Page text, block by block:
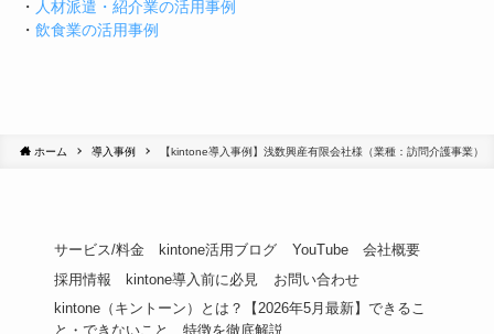
・ 人材派遣・紹介業の活用事例
・ 飲食業の活用事例
ホーム 導入事例 【kintone導入事例】浅数興産有限会社様（業種：訪問介護事業）
サービス/料金 kintone活用ブログ YouTube
会社概要
採用情報
kintone導入前に必見
お問い合わせ
kintone（キントーン）とは？【2026年5月最新】できるこ
と・できないこと、特徴を徹底解説